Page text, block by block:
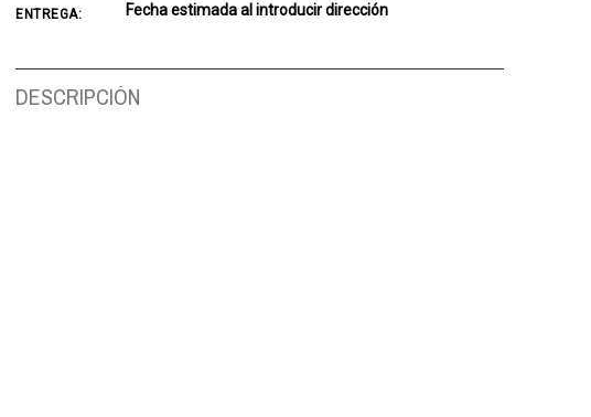
ENTREGA: Fecha estimada al introducir dirección
DESCRIPCIÓN